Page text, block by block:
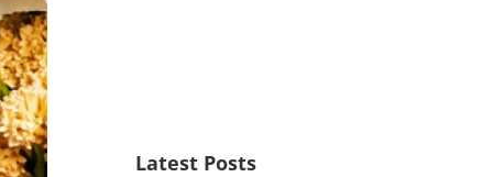
Latest Posts